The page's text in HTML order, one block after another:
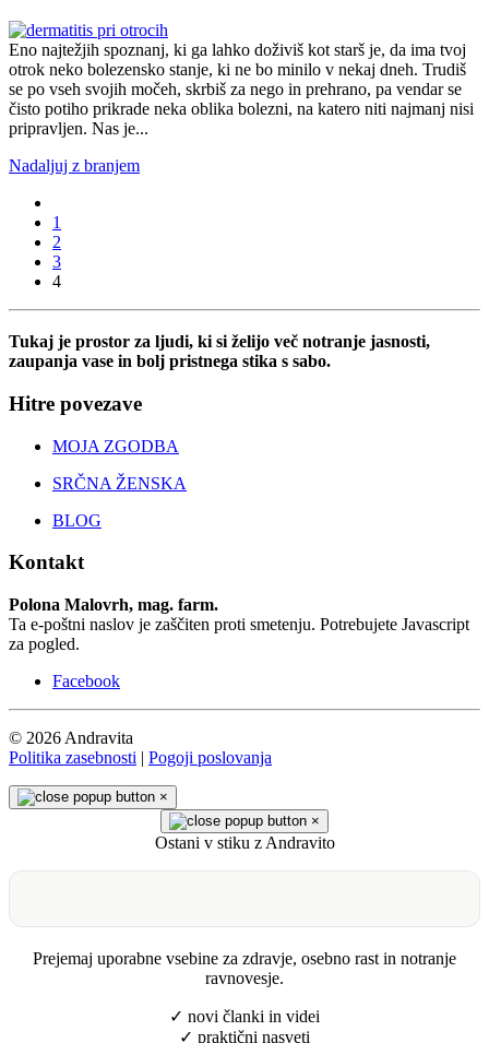
Eno najtežjih spoznanj, ki ga lahko doživiš kot starš je, da ima tvoj
otrok neko bolezensko stanje, ki ne bo minilo v nekaj dneh. Trudiš
se po vseh svojih močeh, skrbiš za nego in prehrano, pa vendar se
čisto potiho prikrade neka oblika bolezni, na katero niti najmanj nisi
pripravljen. Nas je...
Nadaljuj z branjem
1
2
3
4
Tukaj je prostor za ljudi, ki si želijo več notranje jasnosti,
zaupanja vase in bolj pristnega stika s sabo.
Hitre povezave
MOJA ZGODBA
SRČNA ŽENSKA
BLOG
Kontakt
Polona Malovrh, mag. farm.
Ta e-poštni naslov je zaščiten proti smetenju. Potrebujete Javascript
za pogled.
Facebook
© 2026 Andravita
Politika zasebnosti | Pogoji poslovanja
×
×
Ostani v stiku z Andravito
Prejemaj uporabne vsebine za zdravje, osebno rast in notranje
ravnovesje.
✓ novi članki in videi
✓ praktični nasveti